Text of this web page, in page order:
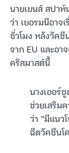
นายเยนส์ สปา
ว่า เยอรมนีอาจ
ชั่วโมง หลังวัคซี
จาก EU และอา
คริสมาสต์นี้
นางเออร์
ช่วยเสริม
ว่า “มีแนว
ฉีดวัคซีนโ